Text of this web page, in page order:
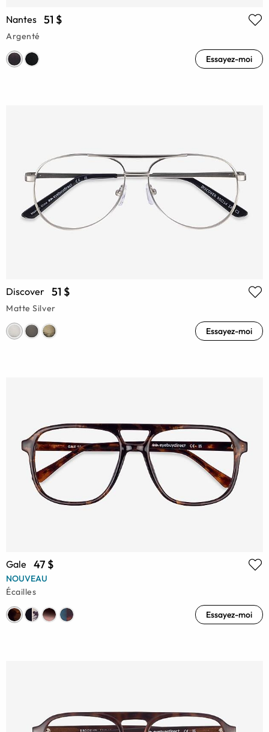
Nantes 51 $
Argenté
Essayez-moi
Discover 51 $
Matte Silver
Essayez-moi
Gale 47 $
NOUVEAU
Écailles
Essayez-moi